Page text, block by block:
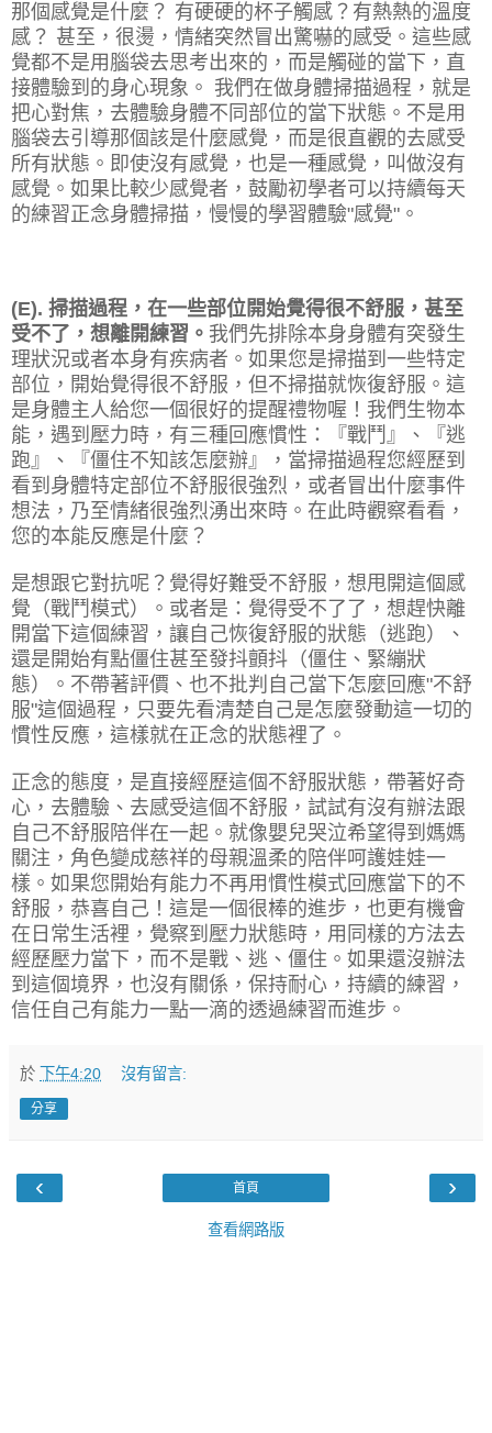
那個感覺是什麼？ 有硬硬的杯子觸感？有熱熱的溫度
感？ 甚至，很燙，情緒突然冒出驚嚇的感受。這些感
覺都不是用腦袋去思考出來的，而是觸碰的當下，直
接體驗到的身心現象。 我們在做身體掃描過程，就是
把心對焦，去體驗身體不同部位的當下狀態。不是用
腦袋去引導那個該是什麼感覺，而是很直觀的去感受
所有狀態。即使沒有感覺，也是一種感覺，叫做沒有
感覺。如果比較少感覺者，鼓勵初學者可以持續每天
的練習正念身體掃描，慢慢的學習體驗"感覺"。
(E). 掃描過程，在一些部位開始覺得很不舒服，甚至
受不了，想離開練習。 我們先排除本身身體有突發生
理狀況或者本身有疾病者。如果您是掃描到一些特定
部位，開始覺得很不舒服，但不掃描就恢復舒服。這
是身體主人給您一個很好的提醒禮物喔！我們生物本
能，遇到壓力時，有三種回應慣性：『戰鬥』、『逃
跑』、『僵住不知該怎麼辦』，當掃描過程您經歷到
看到身體特定部位不舒服很強烈，或者冒出什麼事件
想法，乃至情緒很強烈湧出來時。在此時觀察看看，
您的本能反應是什麼？
是想跟它對抗呢？覺得好難受不舒服，想甩開這個感
覺（戰鬥模式）。或者是：覺得受不了了，想趕快離
開當下這個練習，讓自己恢復舒服的狀態（逃跑）、
還是開始有點僵住甚至發抖顫抖（僵住、緊繃狀
態）。不帶著評價、也不批判自己當下怎麼回應"不舒
服"這個過程，只要先看清楚自己是怎麼發動這一切的
慣性反應，這樣就在正念的狀態裡了。
正念的態度，是直接經歷這個不舒服狀態，帶著好奇
心，去體驗、去感受這個不舒服，試試有沒有辦法跟
自己不舒服陪伴在一起。就像嬰兒哭泣希望得到媽媽
關注，角色變成慈祥的母親溫柔的陪伴呵護娃娃一
樣。如果您開始有能力不再用慣性模式回應當下的不
舒服，恭喜自己！這是一個很棒的進步，也更有機會
在日常生活裡，覺察到壓力狀態時，用同樣的方法去
經歷壓力當下，而不是戰、逃、僵住。如果還沒辦法
到這個境界，也沒有關係，保持耐心，持續的練習，
信任自己有能力一點一滴的透過練習而進步。
於 下午4:20 沒有留言:
分享
‹ ›
首頁
查看網路版